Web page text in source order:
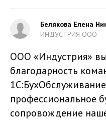
Белякова Елена
ИНДУСТРИЯ ООО
ООО «Индустрия»
благодарность
профессиональное
сопровождение